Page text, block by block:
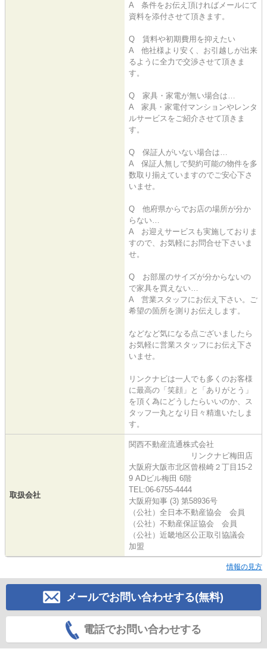
A 条件をお伝え頂ければメールにて
資料を添付させて頂きます。
Q 賃料や初期費用を抑えたい
A 他社様より安く、お引越しが出来
るように全力で交渉させて頂きま
す。
Q 家具・家電が無い場合は…
A 家具・家電付マンションやレンタ
ルサービスをご紹介させて頂きま
す。
Q 保証人がいない場合は…
A 保証人無しで契約可能の物件を多
数取り揃えていますのでご安心下さ
いませ。
Q 他府県からでお店の場所が分か
らない…
A お迎えサービスも実施しておりま
すので、お気軽にお問合せ下さいま
せ。
Q お部屋のサイズが分からないの
で家具を買えない…
A 営業スタッフにお伝え下さい。ご
希望の箇所を測りお伝えします。
などなど気になる点ございましたら
お気軽に営業スタッフにお伝え下さ
いませ。
リンクナビは一人でも多くのお客様
に最高の「笑顔」と「ありがとう」
を頂く為にどうしたらいいのか、ス
タッフ一丸となり日々精進いたしま
す。
取扱会社
関西不動産流通株式会社
リンクナビ梅田店
大阪府大阪市北区曾根崎２丁目15-2
9 ADビル梅田 6階
TEL:06-6755-4444
大阪府知事 (3) 第58936号
（公社）全日本不動産協会 会員
（公社）不動産保証協会 会員
（公社）近畿地区公正取引協議会
加盟
情報の見方
メールでお問い合わせする(無料)
電話でお問い合わせする